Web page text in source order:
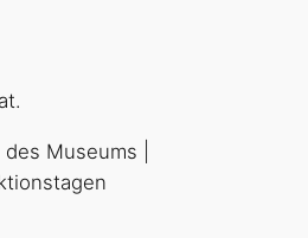
Museums |